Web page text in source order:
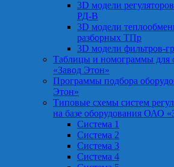
3D модели
РД-В
3D модели
разборных ТПр
3D модели фильтров-
Таблицы и номограммы для
«Завод Этон»
Программы подбора
Этон»
Типовые схемы систем
на базе оборудования ОАО
Система 1
Система 2
Система 3
Система 4